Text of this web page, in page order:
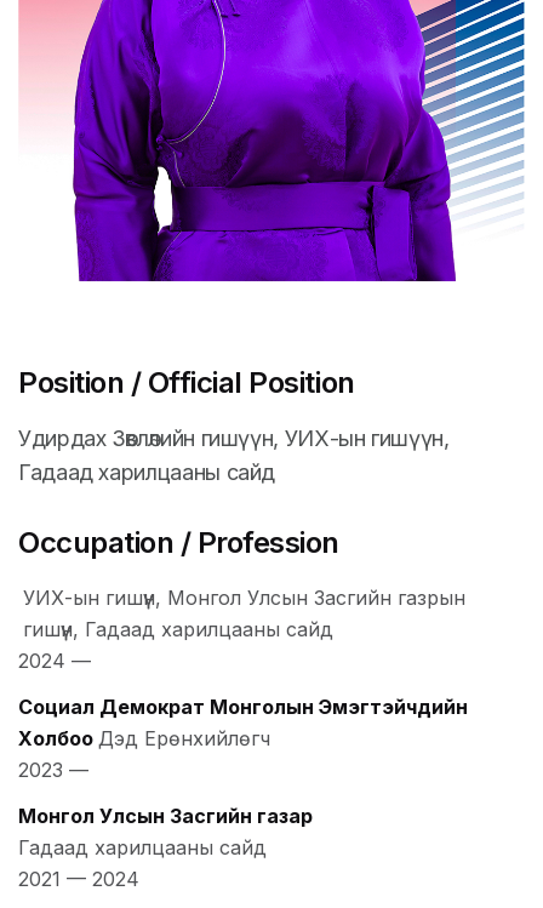
Position / Official Position
Удирдах Зөвлөлийн гишүүн, УИХ-ын гишүүн,
Гадаад харилцааны сайд
Occupation / Profession
УИХ-ын гишүүн, Монгол Улсын Засгийн газрын
гишүүн, Гадаад харилцааны сайд
2024 —
Социал Демократ Монголын Эмэгтэйчүүдийн
Холбоо Дэд Ерөнхийлөгч
2023 —
Монгол Улсын Засгийн газар
Гадаад харилцааны сайд
2021 — 2024